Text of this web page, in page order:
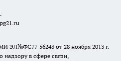
ЭЛ№ФС77-56243 от 28 ноября 2013 г.
в сфере связи,